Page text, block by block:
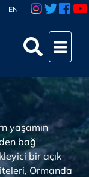
EN
yaşamın
bağ
bir açık
Ormanda